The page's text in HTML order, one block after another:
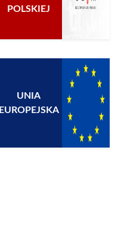
POLSKIEJ
UNIA
EUROPEJSKA